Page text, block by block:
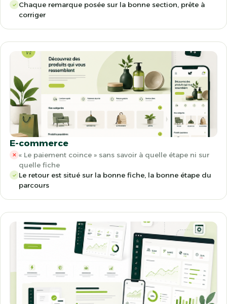
✓ Chaque remarque posée sur la bonne section, prête à
corriger
E-commerce
✕ « Le paiement coince » sans savoir à quelle étape ni sur
quelle fiche
✓ Le retour est situé sur la bonne fiche, la bonne étape du
parcours